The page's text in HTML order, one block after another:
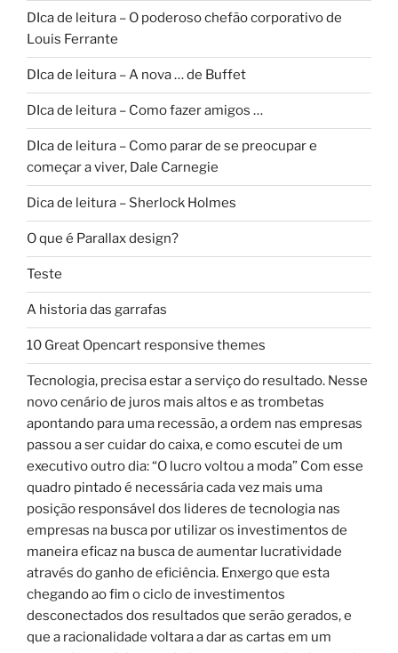
DIca de leitura – O poderoso chefão corporativo de
Louis Ferrante
DIca de leitura – A nova … de Buffet
DIca de leitura – Como fazer amigos …
DIca de leitura – Como parar de se preocupar e
começar a viver, Dale Carnegie
Dica de leitura – Sherlock Holmes
O que é Parallax design?
Teste
A historia das garrafas
10 Great Opencart responsive themes
Tecnologia, precisa estar a serviço do resultado. Nesse
novo cenário de juros mais altos e as trombetas
apontando para uma recessão, a ordem nas empresas
passou a ser cuidar do caixa, e como escutei de um
executivo outro dia: “O lucro voltou a moda” Com esse
quadro pintado é necessária cada vez mais uma
posição responsável dos lideres de tecnologia nas
empresas na busca por utilizar os investimentos de
maneira eficaz na busca de aumentar lucratividade
através do ganho de eficiência. Enxergo que esta
chegando ao fim o ciclo de investimentos
desconectados dos resultados que serão gerados, e
que a racionalidade voltara a dar as cartas em um